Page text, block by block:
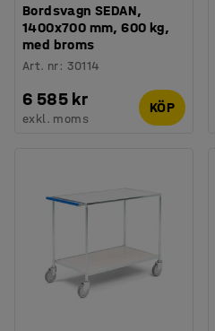
Bordsvagn SEDAN,
1400x700 mm, 600 kg,
med broms
Art. nr: 30114
6 585 kr
exkl. moms
KÖP